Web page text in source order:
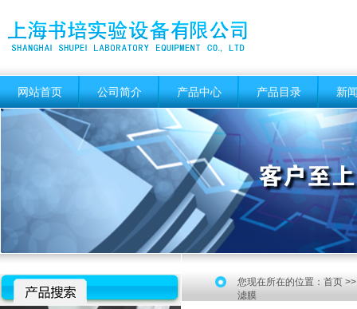
网站首页 公司简介 产品中心 产品目录 新
您现在所在的位置： 首页
滤膜